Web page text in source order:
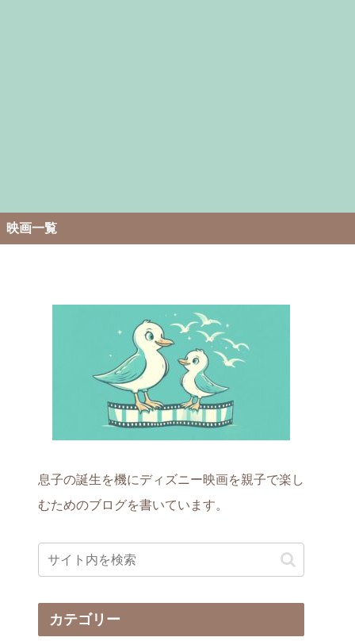
映画一覧
息子の誕生を機にディズニー映画を親子で楽し
むためのブログを書いています。
カテゴリー